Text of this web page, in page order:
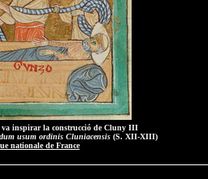
inspirar la construcció de Cluny III
usum ordinis Cluniacensis(S. XII-XIII)
nationale de France